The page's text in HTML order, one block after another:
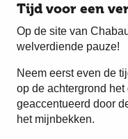
Tijd voor een
Op de site van
welverdiende pauze!
Neem eerst even de
op de achtergrond
geaccentueerd door
het mijnbekken.